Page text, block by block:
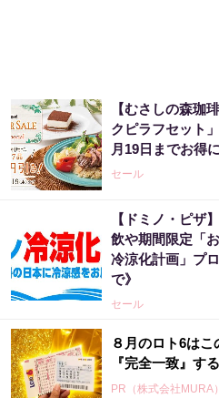
【むさしの森珈
クピラフセット
月19日までお得に
セール
【ドミノ・ピザ
飲や期間限定「
冷涼化計画」プ
で》
セール
８月のロト6は
『完全一致』す
PR（株式会社MURA）